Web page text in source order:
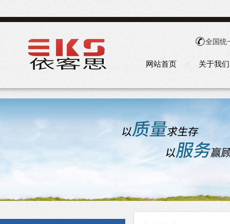
全国统
网站首页 关于我们